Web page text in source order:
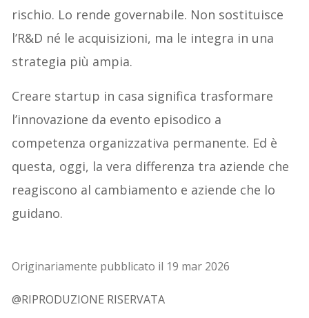
rischio. Lo rende governabile. Non sostituisce
l’R&D né le acquisizioni, ma le integra in una
strategia più ampia.
Creare startup in casa significa trasformare
l’innovazione da evento episodico a
competenza organizzativa permanente. Ed è
questa, oggi, la vera differenza tra aziende che
reagiscono al cambiamento e aziende che lo
guidano.
Originariamente pubblicato il 19 mar 2026
@RIPRODUZIONE RISERVATA